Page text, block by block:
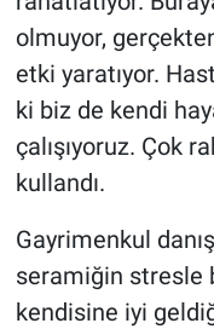
olmuyor,
etki yaratıyor.
ki biz de kendi
çalışıyoruz. Çok
kullandı.
Gayrimenkul
seramiğin stresle
kendisine iyi